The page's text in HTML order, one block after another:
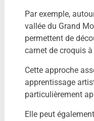
Par exemple,
vallée du Grand
permettent de
carnet de croquis
Cette approche
apprentissage
particulièrement
Elle peut